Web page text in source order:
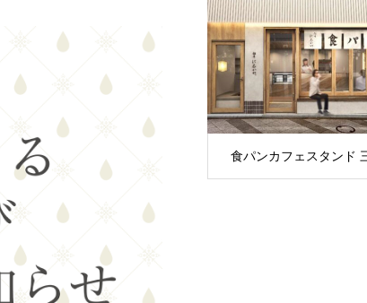
食パンカフェスタンド
食パンレストラン 蔵前